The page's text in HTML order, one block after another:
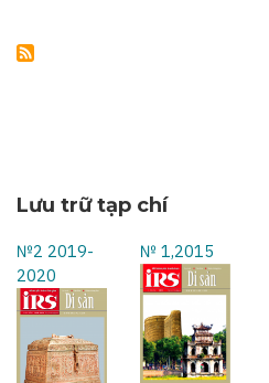
Lưu trữ tạp chí
№2 2019-
2020
№ 1,2015